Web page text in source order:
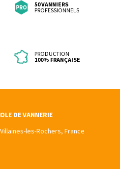
50 VANNIERS
PROFESSIONNELS
PRODUCTION
100% FRANÇAISE
DE VANNERIE
les-Rochers, France